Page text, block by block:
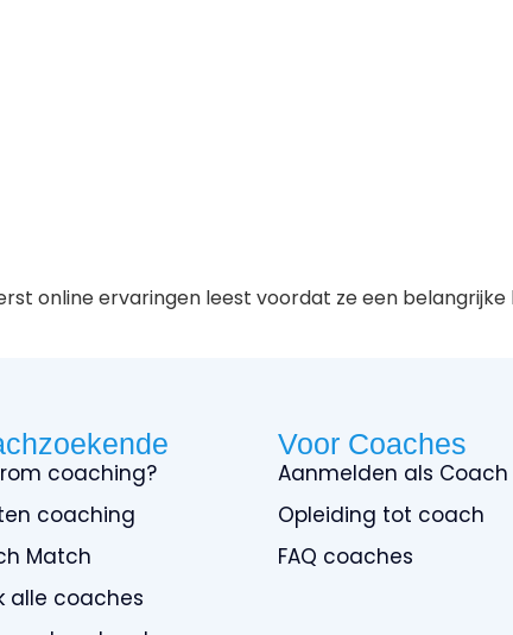
online ervaringen leest voordat ze een
coaching?
coaching
Match
alle coaches
Voor Coaches
Aanmelden als Coach
Opleiding tot coach
FAQ coaches